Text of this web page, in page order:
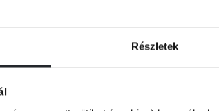
Részletek
reményétől megfosztva próbál
tesz szert a kiegyezés előtti